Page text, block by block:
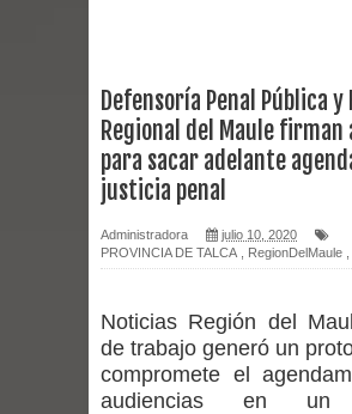
intercambio musical y
con comunidades
Alta positividad en
vacunarse
Mario Meza endurece
Defensoría Penal Pública y
Regional del Maule firman
para sacar adelante
justicia penal
Administradora
julio 10, 2020
PROVINCIA DE TALCA
RegionDelMaule
Noticias Región del
de trabajo generó un
compromete el
audiencias en un